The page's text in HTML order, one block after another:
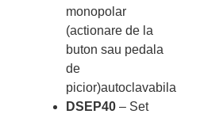
monopolar
(actionare de la
buton sau pedala
de
picior)autoclavabila
DSEP40 – Set